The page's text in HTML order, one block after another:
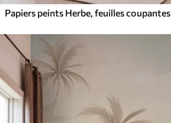
Papiers peints Herbe, feuilles coupantes